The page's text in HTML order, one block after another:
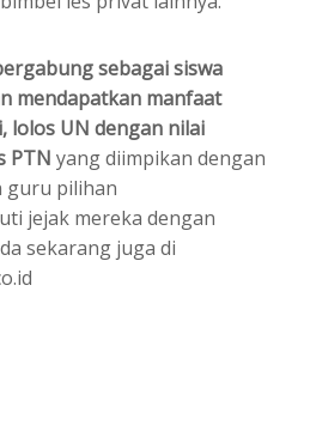
sebagai siswa
mendapatkan manfaat
lolos UN dengan nilai
PTN yang diimpikan dengan
guru pilihan
jejak mereka dengan
sekarang juga di